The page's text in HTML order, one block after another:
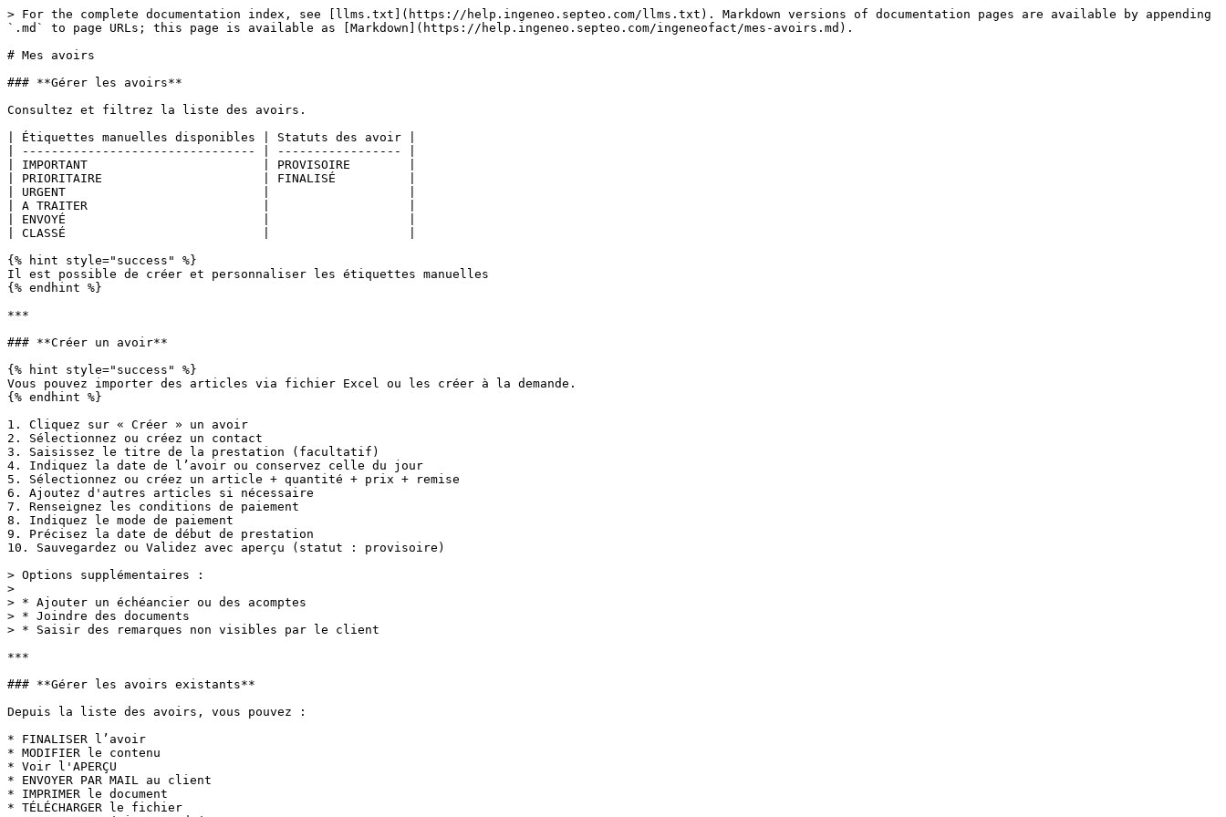
> For the complete documentation index, see [llms.txt](https://help.ingeneo.septeo.com/llms.txt). Markdown versions of documentation pages are available by appending
`.md` to page URLs; this page is available as [Markdown](https://help.ingeneo.septeo.com/ingeneofact/mes-avoirs.md).
# Mes avoirs
### **Gérer les avoirs**
Consultez et filtrez la liste des avoirs.
| Étiquettes manuelles disponibles | Statuts des avoir |
| -------------------------------- | ----------------- |
| IMPORTANT                        | PROVISOIRE        |
| PRIORITAIRE                      | FINALISÉ          |
| URGENT                           |                   |
| A TRAITER                        |                   |
| ENVOYÉ                           |                   |
| CLASSÉ                           |                   |
{% hint style="success" %}
Il est possible de créer et personnaliser les étiquettes manuelles
{% endhint %}
***
### **Créer un avoir**
{% hint style="success" %}
Vous pouvez importer des articles via fichier Excel ou les créer à la demande.
{% endhint %}
1. Cliquez sur « Créer » un avoir
2. Sélectionnez ou créez un contact
3. Saisissez le titre de la prestation (facultatif)
4. Indiquez la date de l’avoir ou conservez celle du jour
5. Sélectionnez ou créez un article + quantité + prix + remise
6. Ajoutez d'autres articles si nécessaire
7. Renseignez les conditions de paiement
8. Indiquez le mode de paiement
9. Précisez la date de début de prestation
10. Sauvegardez ou Validez avec aperçu (statut : provisoire)
> Options supplémentaires :
>
> * Ajouter un échéancier ou des acomptes
> * Joindre des documents
> * Saisir des remarques non visibles par le client
***
### **Gérer les avoirs existants**
Depuis la liste des avoirs, vous pouvez :
* FINALISER l’avoir
* MODIFIER le contenu
* Voir l'APERÇU
* ENVOYER PAR MAIL au client
* IMPRIMER le document
* TÉLÉCHARGER le fichier